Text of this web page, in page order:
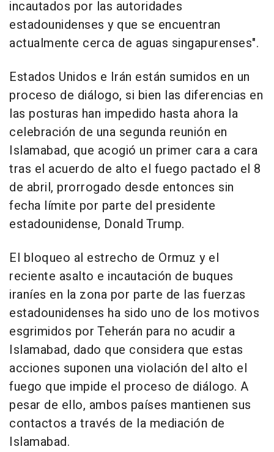
incautados por las autoridades
estadounidenses y que se encuentran
actualmente cerca de aguas singapurenses".
Estados Unidos e Irán están sumidos en un
proceso de diálogo, si bien las diferencias en
las posturas han impedido hasta ahora la
celebración de una segunda reunión en
Islamabad, que acogió un primer cara a cara
tras el acuerdo de alto el fuego pactado el 8
de abril, prorrogado desde entonces sin
fecha límite por parte del presidente
estadounidense, Donald Trump.
El bloqueo al estrecho de Ormuz y el
reciente asalto e incautación de buques
iraníes en la zona por parte de las fuerzas
estadounidenses ha sido uno de los motivos
esgrimidos por Teherán para no acudir a
Islamabad, dado que considera que estas
acciones suponen una violación del alto el
fuego que impide el proceso de diálogo. A
pesar de ello, ambos países mantienen sus
contactos a través de la mediación de
Islamabad.